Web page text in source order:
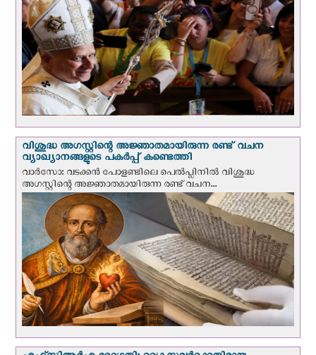
വിശുദ്ധ അഗസ്റ്റിന്റെ അജ്ഞാതമായിരുന്ന രണ്ട് വചന
വ്യാഖ്യാനങ്ങളുടെ പകര്‍പ്പ് കണ്ടെത്തി
വാര്‍സോ: വടക്കൻ പോളണ്ടിലെ പെൽപ്ലിനില്‍ വിശുദ്ധ
അഗസ്റ്റിന്റെ അജ്ഞാതമായിരുന്ന രണ്ട് വചന...